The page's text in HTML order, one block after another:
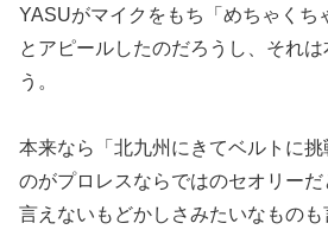
YASUがマイクをもち「めちゃくち
とアピールしたのだろうし、それ
う。
本来なら「北九州にきてベルトに
のがプロレスならではのセオリー
言えないもどかしさみたいなもの